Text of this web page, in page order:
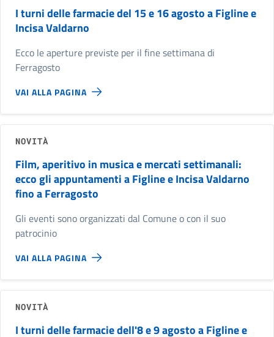
I turni delle farmacie del 15 e 16 agosto a Figline e
Incisa Valdarno
Ecco le aperture previste per il fine settimana di
Ferragosto
VAI ALLA PAGINA
NOVITÀ
Film, aperitivo in musica e mercati settimanali:
ecco gli appuntamenti a Figline e Incisa Valdarno
fino a Ferragosto
Gli eventi sono organizzati dal Comune o con il suo
patrocinio
VAI ALLA PAGINA
NOVITÀ
I turni delle farmacie dell'8 e 9 agosto a Figline e